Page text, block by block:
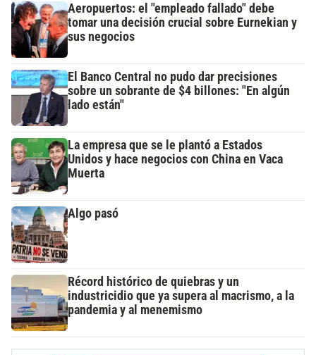
Aeropuertos: el "empleado fallado" debe
tomar una decisión crucial sobre Eurnekian y
sus negocios
El Banco Central no pudo dar precisiones
sobre un sobrante de $4 billones: "En algún
lado están"
La empresa que se le plantó a Estados
Unidos y hace negocios con China en Vaca
Muerta
Algo pasó
Récord histórico de quiebras y un
industricidio que ya supera al macrismo, a la
pandemia y al menemismo